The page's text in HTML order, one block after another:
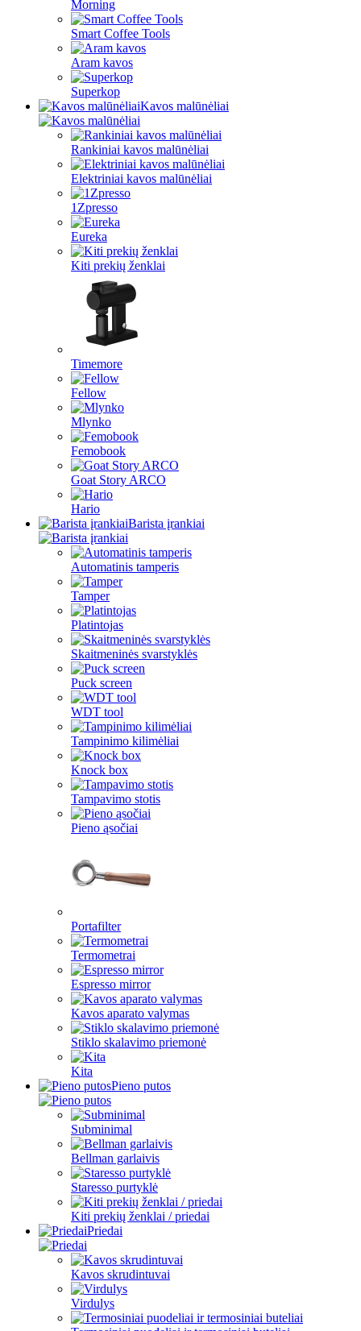
Morning
Smart Coffee Tools
Aram kavos
Superkop
Kavos malūnėliai
Rankiniai kavos malūnėliai
Elektriniai kavos malūnėliai
1Zpresso
Eureka
Kiti prekių ženklai
Timemore
Fellow
Mlynko
Femobook
Goat Story ARCO
Hario
Barista įrankiai
Automatinis tamperis
Tamper
Platintojas
Skaitmeninės svarstyklės
Puck screen
WDT tool
Tampinimo kilimėliai
Knock box
Tampavimo stotis
Pieno ąsočiai
Portafilter
Termometrai
Espresso mirror
Kavos aparato valymas
Stiklo skalavimo priemonė
Kita
Pieno putos
Subminimal
Bellman garlaivis
Staresso purtyklė
Kiti prekių ženklai / priedai
Priedai
Kavos skrudintuvai
Virdulys